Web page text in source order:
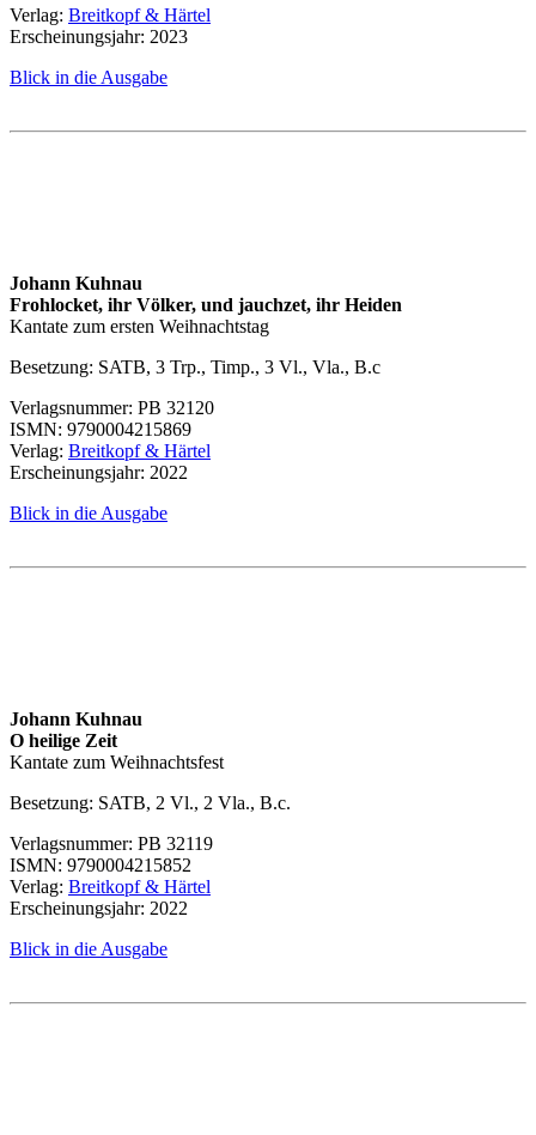
Verlag: Breitkopf & Härtel
Erscheinungsjahr: 2023
Blick in die Ausgabe
Johann Kuhnau
Frohlocket, ihr Völker, und jauchzet, ihr Heiden
Kantate zum ersten Weihnachtstag
Besetzung: SATB, 3 Trp., Timp., 3 Vl., Vla., B.c
Verlagsnummer: PB 32120
ISMN: 9790004215869
Verlag: Breitkopf & Härtel
Erscheinungsjahr: 2022
Blick in die Ausgabe
Johann Kuhnau
O heilige Zeit
Kantate zum Weihnachtsfest
Besetzung: SATB, 2 Vl., 2 Vla., B.c.
Verlagsnummer: PB 32119
ISMN: 9790004215852
Verlag: Breitkopf & Härtel
Erscheinungsjahr: 2022
Blick in die Ausgabe